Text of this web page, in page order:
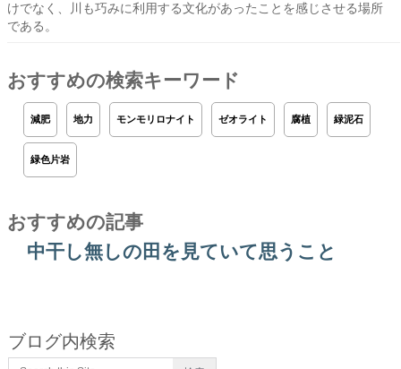
けでなく、川も巧みに利用する文化があったことを感じさせる場所
である。
おすすめの検索キーワード
減肥 地力 モンモリロナイト ゼオライト 腐植 緑泥石
緑色片岩
おすすめの記事
中干し無しの田を見ていて思うこと
ブログ内検索